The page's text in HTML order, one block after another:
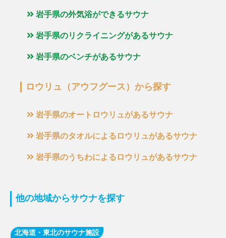
岩手県の外気浴ができるサウナ
岩手県のリクライニングがあるサウナ
岩手県のベンチがあるサウナ
ロウリュ（アウフグース）から探す
岩手県のオートロウリュがあるサウナ
岩手県のタオルによるロウリュがあるサウナ
岩手県のうちわによるロウリュがあるサウナ
他の地域からサウナを探す
北海道・東北のサウナ施設